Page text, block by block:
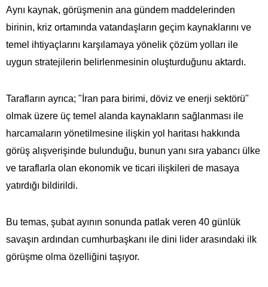
Aynı kaynak, görüşmenin ana gündem maddelerinden
birinin, kriz ortamında vatandaşların geçim kaynaklarını ve
temel ihtiyaçlarını karşılamaya yönelik çözüm yolları ile
uygun stratejilerin belirlenmesinin oluşturduğunu aktardı.
Tarafların ayrıca; "İran para birimi, döviz ve enerji sektörü"
olmak üzere üç temel alanda kaynakların sağlanması ile
harcamaların yönetilmesine ilişkin yol haritası hakkında
görüş alışverişinde bulunduğu, bunun yanı sıra yabancı ülke
ve taraflarla olan ekonomik ve ticari ilişkileri de masaya
yatırdığı bildirildi.
Bu temas, şubat ayının sonunda patlak veren 40 günlük
savaşın ardından cumhurbaşkanı ile dini lider arasındaki ilk
görüşme olma özelliğini taşıyor.